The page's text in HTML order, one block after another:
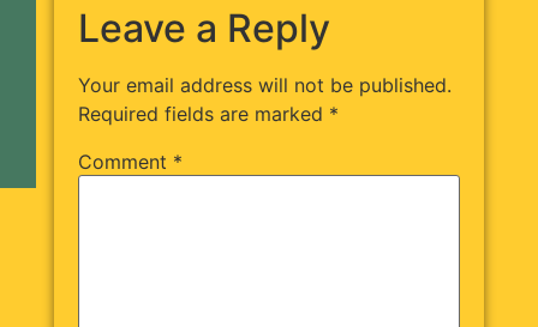
Leave a Reply
Your email address will not be published.
Required fields are marked *
Comment *